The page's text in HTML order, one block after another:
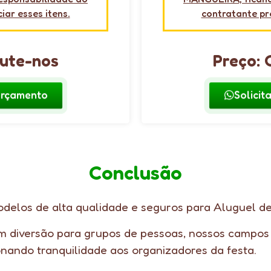
esses itens.
nos
contratante
Preço:
Conclusão
de alta qualidade e seguros para Aluguel
diversão para grupos de pessoas, nossos
tranquilidade aos organizadores da festa.